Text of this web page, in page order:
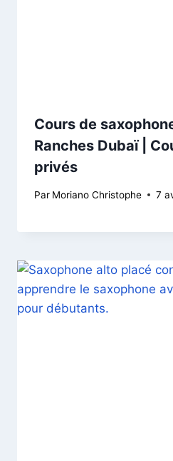
Cours de
Ranches Dubaï |
privés
Par Moriano Christophe 7